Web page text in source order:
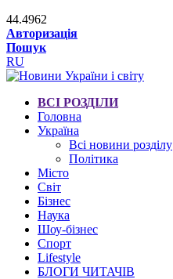
44.4962
Авторизація
Пошук
RU
ВСІ РОЗДІЛИ
Головна
Україна
Всі новини розділу
Політика
Місто
Світ
Бізнес
Наука
Шоу-бізнес
Спорт
Lifestyle
БЛОГИ ЧИТАЧІВ